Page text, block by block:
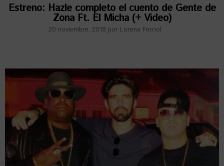
Estreno: Hazle completo el cuento de Gente de
Zona Ft. El Micha (+ Video)
20 noviembre, 2018 por Lorena Ferriol